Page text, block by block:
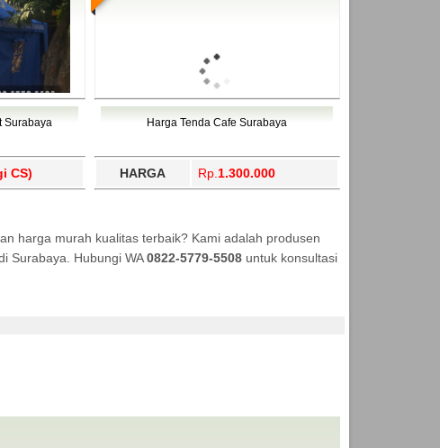
Surabaya
CS)
Harga Tenda Cafe Surabaya
HARGA Rp. 1.300.000
harga murah kualitas terbaik? Kami adalah produsen
Surabaya. Hubungi WA0822-5779-5508untuk konsultasi